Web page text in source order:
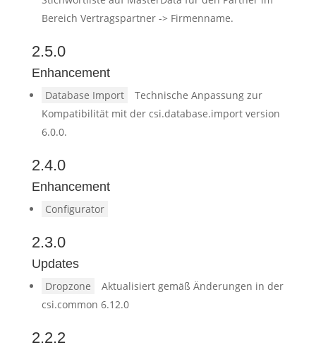
Bereich Vertragspartner -> Firmenname.
2.5.0
Enhancement
Database Import
Technische Anpassung zur
Kompatibilität mit der csi.database.import version
6.0.0.
2.4.0
Enhancement
Configurator
2.3.0
Updates
Dropzone
Aktualisiert gemäß Änderungen in der
csi.common 6.12.0
2.2.2